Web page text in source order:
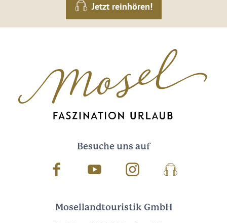
Jetzt reinhören!
Besuche uns auf
Facebook Youtube InstagramPodcast
Mosellandtouristik GmbH